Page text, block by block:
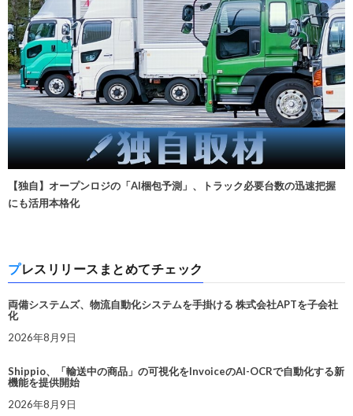
【独自】オープンロジの「AI梱包予測」、トラック必要台数の迅速把握
にも活用本格化
プレスリリースまとめてチェック
両備システムズ、物流自動化システムを手掛ける 株式会社APTを子会社
化
2026年8月9日
Shippio、「輸送中の商品」の可視化をInvoiceのAI-OCRで自動化する新
機能を提供開始
2026年8月9日